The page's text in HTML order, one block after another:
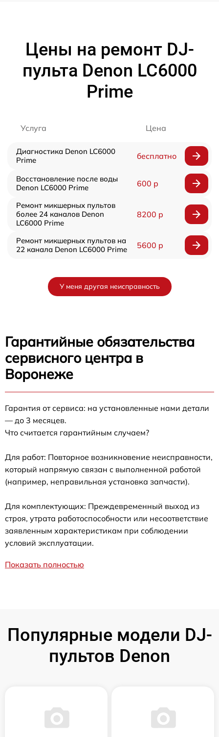
Цены на ремонт DJ-
пульта Denon LC6000
Prime
Услуга Цена
Диагностика Denon LC6000
Prime
бесплатно
Восстановление после воды
Denon LC6000 Prime
600 р
Ремонт микшерных пультов
более 24 каналов Denon
LC6000 Prime
8200 р
Ремонт микшерных пультов на
22 канала Denon LC6000 Prime
5600 р
У меня другая неисправность
Гарантийные обязательства
сервисного центра в
Воронеже
Гарантия от сервиса: на установленные нами детали
— до 3 месяцев.
Что считается гарантийным случаем?
Для работ: Повторное возникновение неисправности,
который напрямую связан с выполненной работой
(например, неправильная установка запчасти).
Для комплектующих: Преждевременный выход из
строя, утрата работоспособности или несоответствие
заявленным характеристикам при соблюдении
условий эксплуатации.
Показать полностью
Популярные модели DJ-
пультов Denon